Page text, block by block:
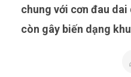
chung với cơn đau
còn gây biến dạng